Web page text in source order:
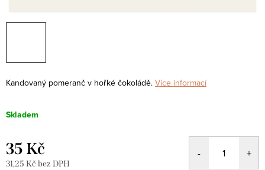
Kandovaný pomeranč v hořké čokoládě. Více informací
Skladem
35 Kč
31,25 Kč bez DPH